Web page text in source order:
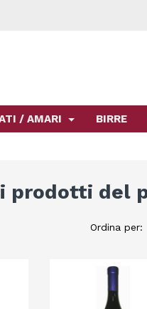
/ AMARI BIRRE
prodotti del
Ordina per: